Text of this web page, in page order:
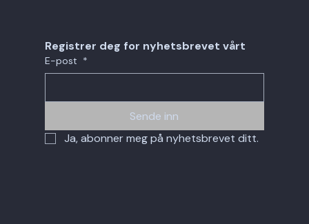
Registrer deg for nyhetsbrevet vårt
E-post *
Sende inn
Ja, abonner meg på nyhetsbrevet ditt.